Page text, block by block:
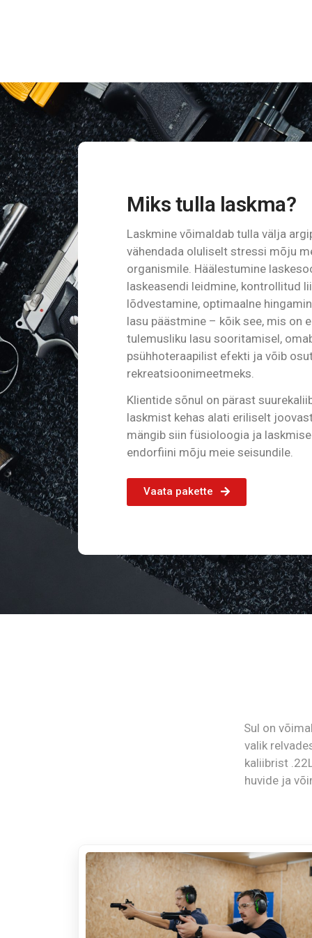
Miks tulla laskma?
Laskmine võimaldab tulla välja
vähendada oluliselt stressi mõju
organismile. Häälestumine
laskeasendi leidmine, kontrollitud
lõdvestamine, optimaalne
lasu päästmine – kõik see, mis on
tulemusliku lasu sooritamisel,
psühhoteraapilist efekti ja võib
rekreatsioonimeetmeks.
Klientide sõnul on pärast
laskmist kehas alati eriliselt
mängib siin füsioloogia ja
endorfiini mõju meie seisundile.
Vaata pakette
Sul on
valik
kaliibrist
huvide ja